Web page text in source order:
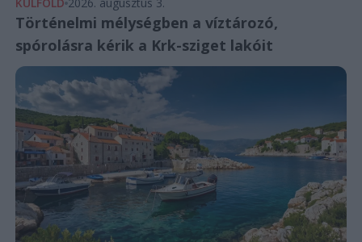
Történelmi mélységben a víztározó,
spórolásra kérik a Krk-sziget lakóit